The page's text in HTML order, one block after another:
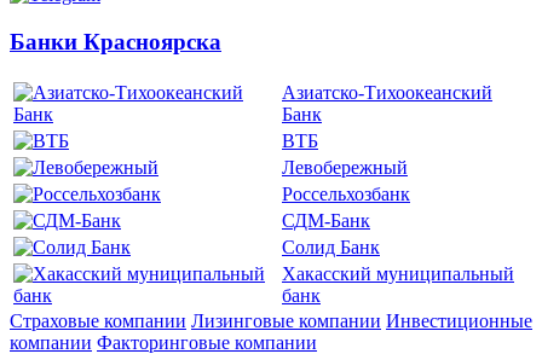
Банки Красноярска
Азиатско-Тихоокеанский
Банк
ВТБ
Левобережный
Россельхозбанк
СДМ-Банк
Солид Банк
Хакасский муниципальный
банк
Страховые компании Лизинговые компании Инвестиционные
компании Факторинговые компании